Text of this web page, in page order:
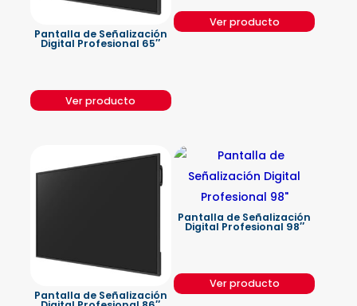
Pantalla de Señalización
Digital Profesional 65″
Ver producto
Ver producto
Pantalla de Señalización
Pantalla de Señalización
Digital Profesional 98″
Ver producto